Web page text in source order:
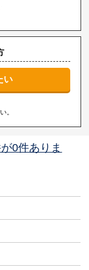
い
。
0件ありま